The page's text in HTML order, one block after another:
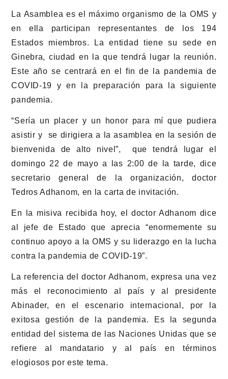
La Asamblea es el máximo organismo de la OMS y
en ella participan representantes de los 194
Estados miembros. La entidad tiene su sede en
Ginebra, ciudad en la que tendrá lugar la reunión.
Este año se centrará en el fin de la pandemia de
COVID-19 y en la preparación para la siguiente
pandemia.
“Sería un placer y un honor para mí que pudiera
asistir y se dirigiera a la asamblea en la sesión de
bienvenida de alto nivel”, que tendrá lugar el
domingo 22 de mayo a las 2:00 de la tarde, dice
secretario general de la organización, doctor
Tedros Adhanom, en la carta de invitación.
En la misiva recibida hoy, el doctor Adhanom dice
al jefe de Estado que aprecia “enormemente su
continuo apoyo a la OMS y su liderazgo en la lucha
contra la pandemia de COVID-19”.
La referencia del doctor Adhanom, expresa una vez
más el reconocimiento al país y al presidente
Abinader, en el escenario internacional, por la
exitosa gestión de la pandemia. Es la segunda
entidad del sistema de las Naciones Unidas que se
refiere al mandatario y al país en términos
elogiosos por este tema.